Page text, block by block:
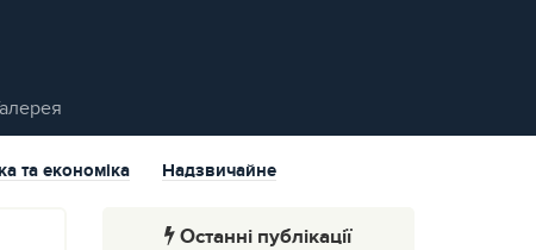
та економіка Надзвичайне
Останні публікації